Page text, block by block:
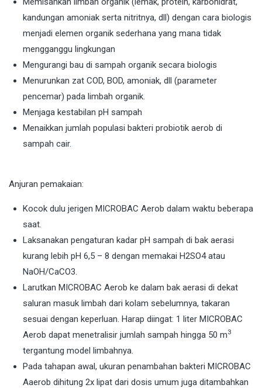
kandungan amoniak serta nitritnya, dll) dengan cara biologis
menjadi elemen organik sederhana yang mana tidak
mengganggu lingkungan
Mengurangi bau di sampah organik secara biologis
Menurunkan zat COD, BOD, amoniak, dll (parameter
pencemar) pada limbah organik.
Menjaga kestabilan pH sampah
Menaikkan jumlah populasi bakteri probiotik aerob di
sampah cair.
Anjuran pemakaian:
Kocok dulu jerigen MICROBAC Aerob dalam waktu beberapa
saat.
Laksanakan pengaturan kadar pH sampah di bak aerasi
kurang lebih pH 6,5 – 8 dengan memakai H2SO4 atau
NaOH/CaCO3.
Larutkan MICROBAC Aerob ke dalam bak aerasi di dekat
saluran masuk limbah dari kolam sebelumnya, takaran
sesuai dengan keperluan. Harap diingat: 1 liter MICROBAC
Aerob dapat menetralisir jumlah sampah hingga 50 m3
tergantung model limbahnya.
Pada tahapan awal, ukuran penambahan bakteri MICROBAC
Aaerob dihitung 2x lipat dari dosis umum juga ditambahkan